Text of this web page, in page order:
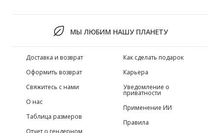
МЫ ЛЮБИМ НАШУ ПЛАНЕТУ
Доставка и возврат
Оформить возврат
Свяжитесь с нами
О нас
Таблица размеров
Отчет о гендерном
Как сделать подарок
Карьера
Уведомление о
приватности
Применение ИИ
Правила